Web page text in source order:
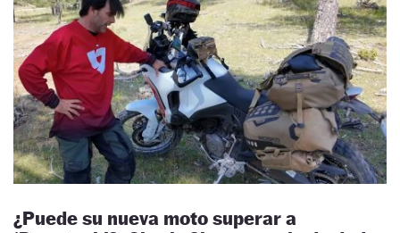
¿Puede su nueva moto superar a